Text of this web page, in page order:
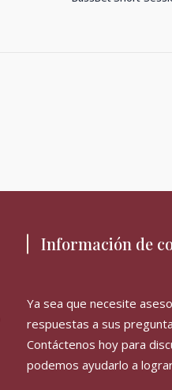
Información de
Ya sea que necesite
respuestas a sus
Contáctenos hoy para
podemos ayudarlo a